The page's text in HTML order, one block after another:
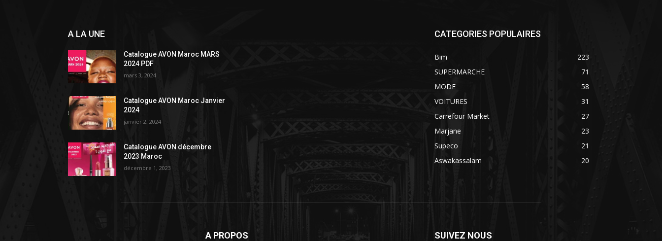
A LA UNE
Catalogue AVON Maroc MARS
2024 PDF
mars 3, 2024
Catalogue AVON Maroc Janvier
2024
janvier 2, 2024
Catalogue AVON décembre
2023 Maroc
décembre 1, 2023
CATEGORIES POPULAIRES
Bim
223
SUPERMARCHE
71
MODE
58
VOITURES
31
Carrefour Market
27
Marjane
23
Supeco
21
Aswakassalam
20
A PROPOS SUIVEZ NOUS